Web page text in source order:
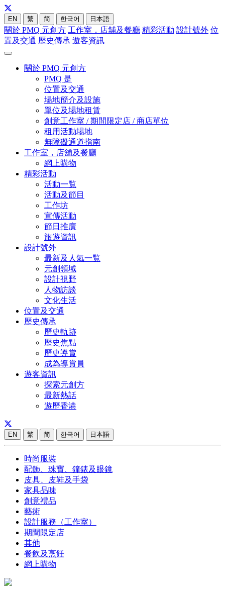
EN 繁 简 한국어 日本語
關於 PMQ 元創方 工作室，店舖及餐廳 精彩活動 設計號外 位
置及交通 歷史傳承 遊客資訊
關於 PMQ 元創方
PMQ 是
位置及交通
場地簡介及設施
單位及場地租賃
創意工作室 / 期間限定店 / 商店單位
租用活動場地
無障礙通道指南
工作室，店舖及餐廳
網上購物
精彩活動
活動一覧
活動及節目
工作坊
宣傳活動
節日推廣
旅遊資訊
設計號外
最新及人氣一覧
元創領域
設計視野
人物訪談
文化生活
位置及交通
歷史傳承
歷史軌跡
歷史焦點
歷史導賞
成為導賞員
遊客資訊
探索元創方
最新熱話
遊歷香港
EN 繁 简 한국어 日本語
時尚服裝
配飾、珠寶、鐘錶及眼鏡
皮具、皮鞋及手袋
家具品味
創意禮品
藝術
設計服務（工作室）
期間限定店
其他
餐飲及烹飪
網上購物